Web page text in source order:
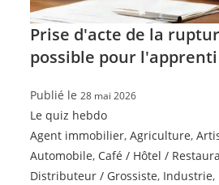
Prise d'acte de la
possible pour l'apprenti
Publié le 28 mai 2026
Le quiz hebdo
Agent immobilier,Agriculture,
Automobile, Café / Hôtel /
Distributeur / Grossiste, Industrie,